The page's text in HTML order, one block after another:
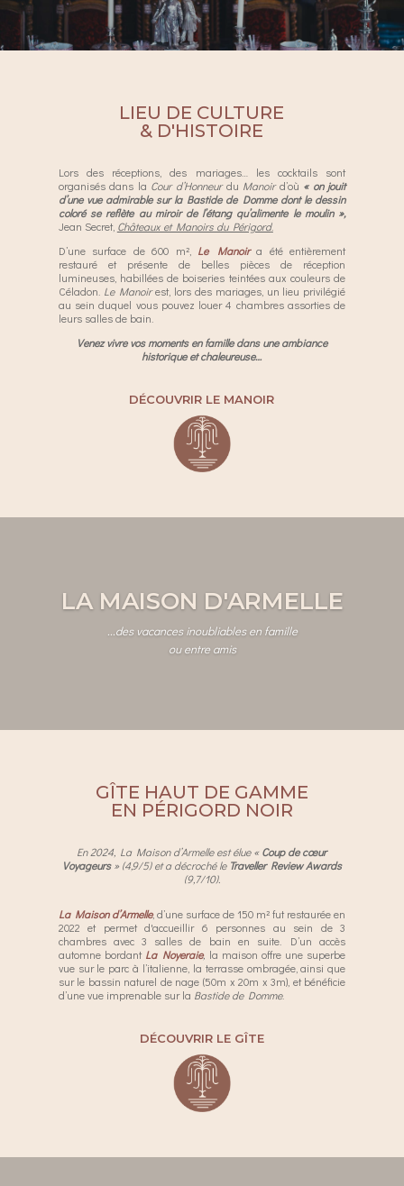
LIEU DE CULTURE
& D'HISTOIRE
Lors des réceptions, des mariages… les cocktails sont
organisés dans la Cour d’Honneurdu Manoird’où « on jouit
d’une vue admirable sur la Bastide de Domme dont le dessin
coloré se reflète au miroir de l’étang qu’alimente le moulin »,
Jean Secret, Châteaux et Manoirs du Périgord.
D’une surface de 600 m², Le Manoira été entièrement
restauré et présente de belles pièces de réception
lumineuses, habillées de boiseries teintées aux couleurs de
Céladon. Le Manoirest, lors des mariages, un lieu privilégié
au sein duquel vous pouvez louer 4 chambres assorties de
leurs salles de bain.
Venez vivre vos moments en famille dans une ambiance
historique et chaleureuse…
DÉCOUVRIR LE MANOIR
LA MAISON D'ARMELLE
...des vacances inoubliables en famille
ou entre amis
GÎTE HAUT DE GAMME
EN PÉRIGORD NOIR
En 2024, La Maison d’Armelle est élue « Coup de cœur
Voyageurs» (4,9/5) et a décroché le Traveller Review Awards
(9,7/10).
La Maison d’Armelle, d’une surface de 150 m² fut restaurée en
2022 et permet d'accueillir 6 personnes au sein de 3
chambres avec 3 salles de bain en suite. D’un accès
automne bordant La Noyeraie, la maison offre une superbe
vue sur le parc à l’italienne, la terrasse ombragée, ainsi que
sur le bassin naturel de nage (50m x 20m x 3m), et bénéficie
d’une vue imprenable sur la Bastide de Domme.
DÉCOUVRIR LE GÎTE